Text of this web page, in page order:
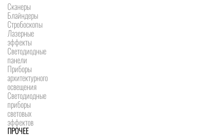
Сканеры
Блайндеры
Стробоскопы
Лазерные
эффекты
Светодиодные
панели
Приборы
архитектурного
освещения
Светодиодные
приборы
световых
эффектов
ПРОЧЕЕ